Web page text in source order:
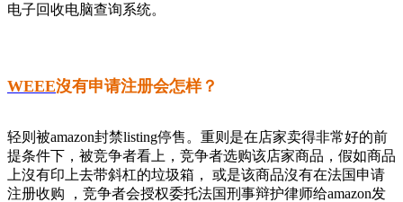
电子回收电脑查询系统。
WEEE沒有申请注册会怎样？
轻则被amazon封禁listing停售。重则是在店家卖得非常好的前
提条件下，被竞争者看上，竞争者选购该店家商品，假如商品
上沒有印上去带斜杠的垃圾箱， 或是该商品沒有在法国申请
注册收购 ，竞争者会授权委托法国刑事辩护律师给amazon发